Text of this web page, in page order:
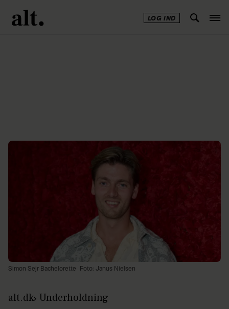
LOG IND
Simon Sejr Bachelorette Foto: Janus Nielsen
alt.dk Underholdning